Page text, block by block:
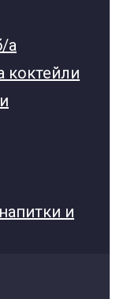
а
коктейли
и